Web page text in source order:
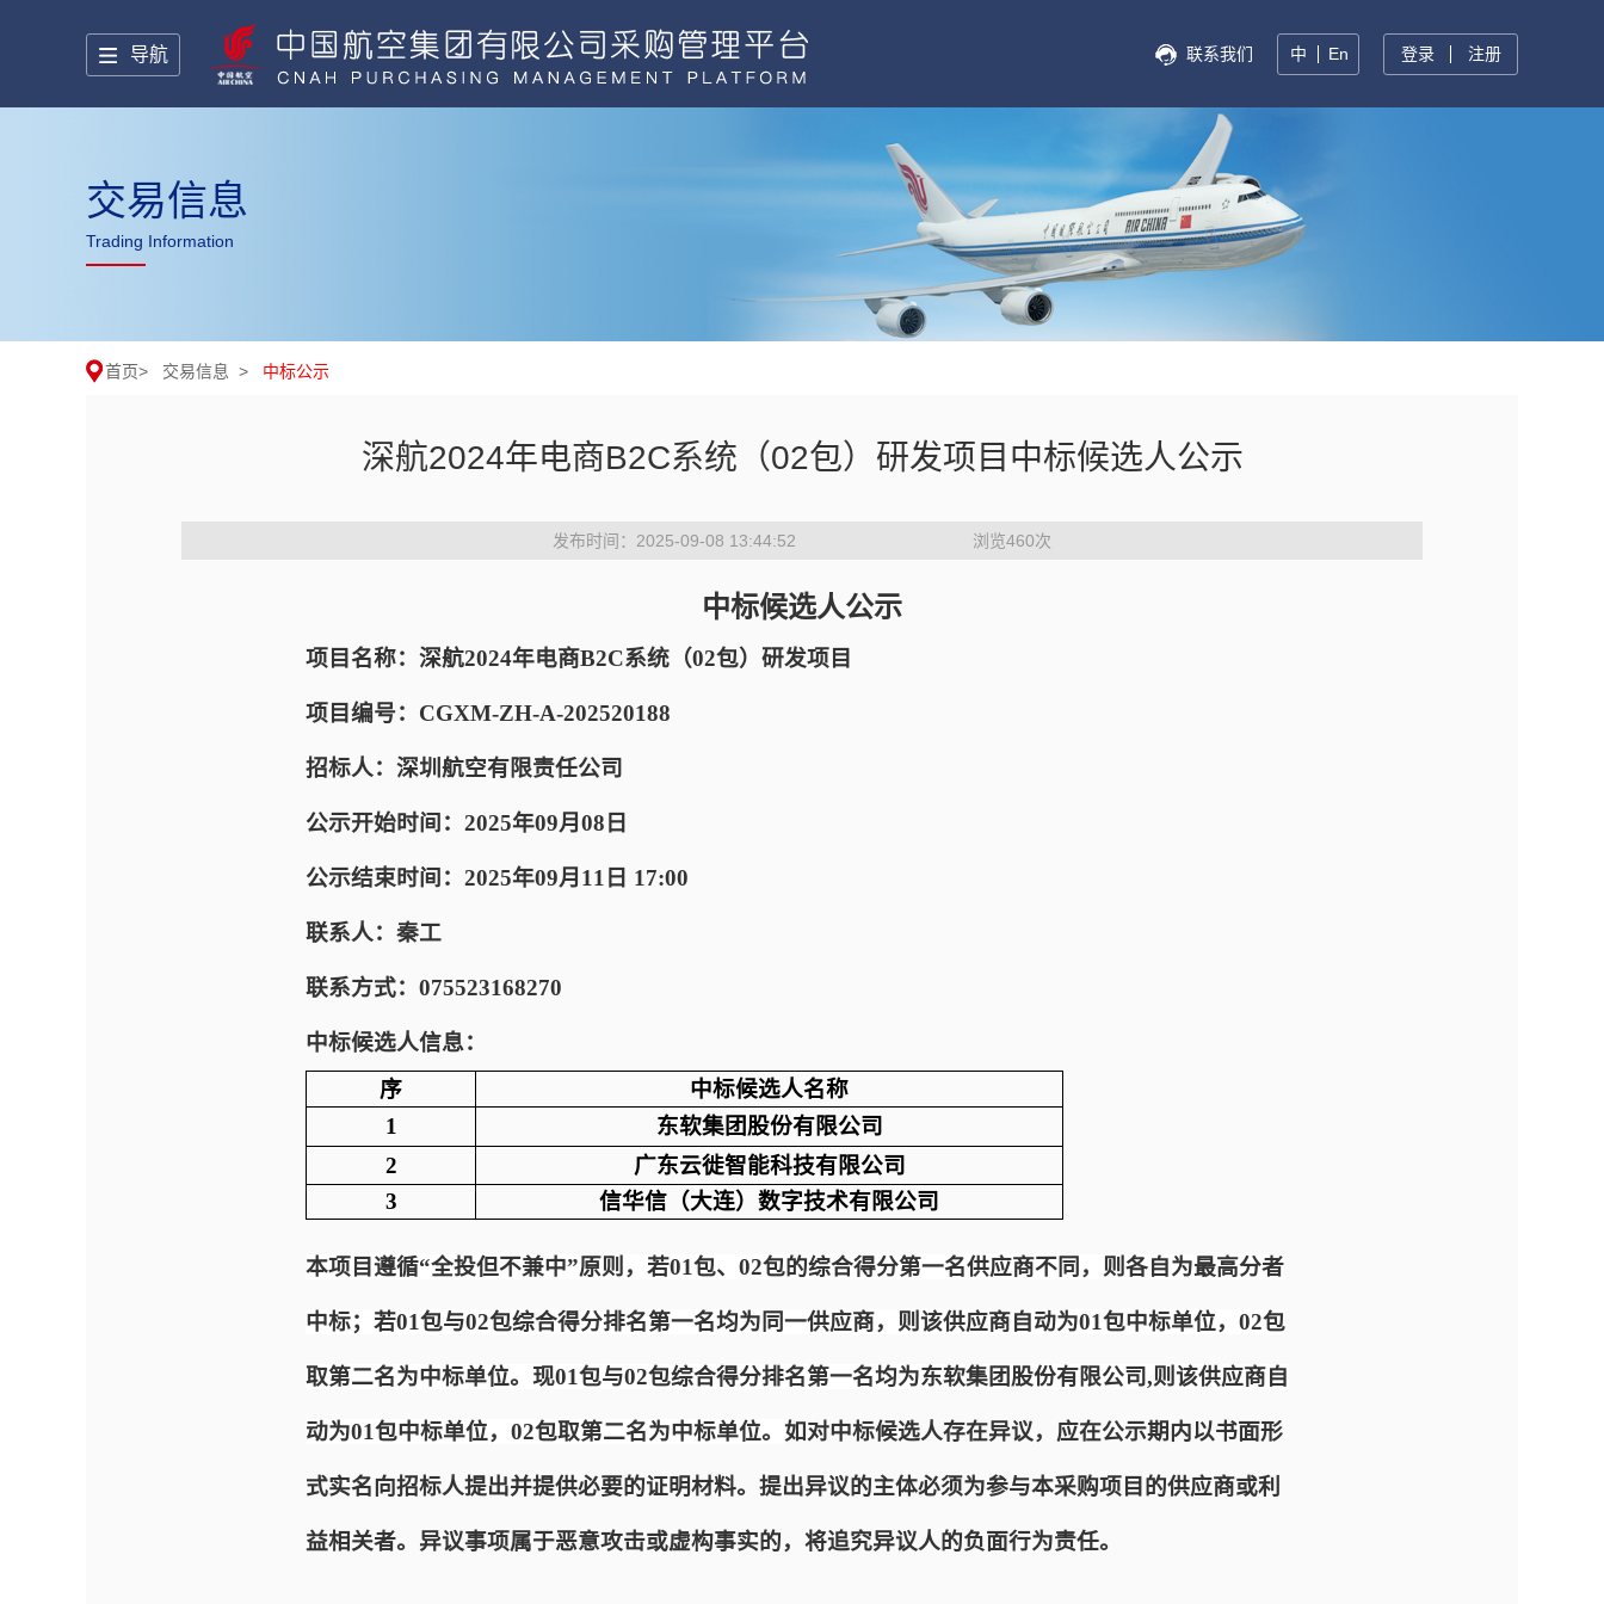
导航 联系我们 中 En 登录 注册
交易信息
Trading Information
首页> 交易信息 > 中标公示
深航2024年电商B2C系统（02包）研发项目中标候选人公示
发布时间：2025-09-08 13:44:52 浏览460次
中标候选人公示
项目名称：深航2024年电商B2C系统（02包）研发项目
项目编号：CGXM-ZH-A-202520188
招标人：深圳航空有限责任公司
公示开始时间：2025年09月08日
公示结束时间：2025年09月11日 17:00
联系人：秦工
联系方式：075523168270
中标候选人信息：
序
中标候选人名称
1
东软集团股份有限公司
2
广东云徙智能科技有限公司
3
信华信（大连）数字技术有限公司
本项目遵循“全投但不兼中”原则，若01包、02包的综合得分第一名供应商不同，则各自为最高分者
中标；若01包与02包综合得分排名第一名均为同一供应商，则该供应商自动为01包中标单位，02包
取第二名为中标单位。现01包与02包综合得分排名第一名均为东软集团股份有限公司,则该供应商自
动为01包中标单位，02包取第二名为中标单位。 如对中标候选人存在异议，应在公示期内以书面形
式实名向招标人提出并提供必要的证明材料。提出异议的主体必须为参与本采购项目的供应商或利
益相关者。异议事项属于恶意攻击或虚构事实的，将追究异议人的负面行为责任。